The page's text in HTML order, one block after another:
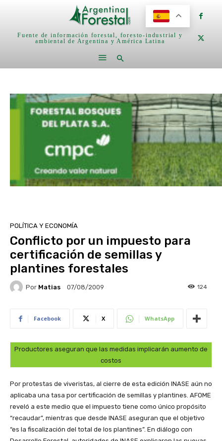
Fuente de información forestal, foresto-industrial y
ambiental de Argentina y América Latina
POLÍTICA Y ECONOMÍA
Conflicto por un impuesto para
certificación de semillas y
plantines forestales
Por Matias 07/08/2009 124
Facebook X WhatsApp
Productores aseguran que las medidas implicarán aumento de
costos
Por protestas de viveristas, al cierre de esta edición INASE aún no
aplicaba una tasa por certificación de semillas y plantines. AFOME
reveló a este medio que el impuesto tiene como único propósito
“recaudar”, mientras que desde INASE aseguran que el objetivo
“es la fiscalización del total de los plantines”. En diálogo con